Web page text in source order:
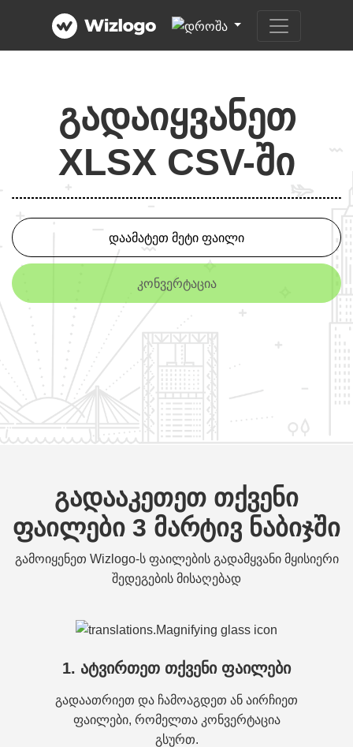
გადაიყვანეთ
XLSX CSV-ში
დაამატეთ მეტი ფაილი
კონვერტაცია
გადააკეთეთ თქვენი
ფაილები 3 მარტივ ნაბიჯში
გამოიყენეთ Wizlogo-ს ფაილების გადამყვანი მყისიერი
შედეგების მისაღებად
1. ატვირთეთ თქვენი ფაილები
გადაათრიეთ და ჩამოაგდეთ ან აირჩიეთ
ფაილები, რომელთა კონვერტაცია
გსურთ.